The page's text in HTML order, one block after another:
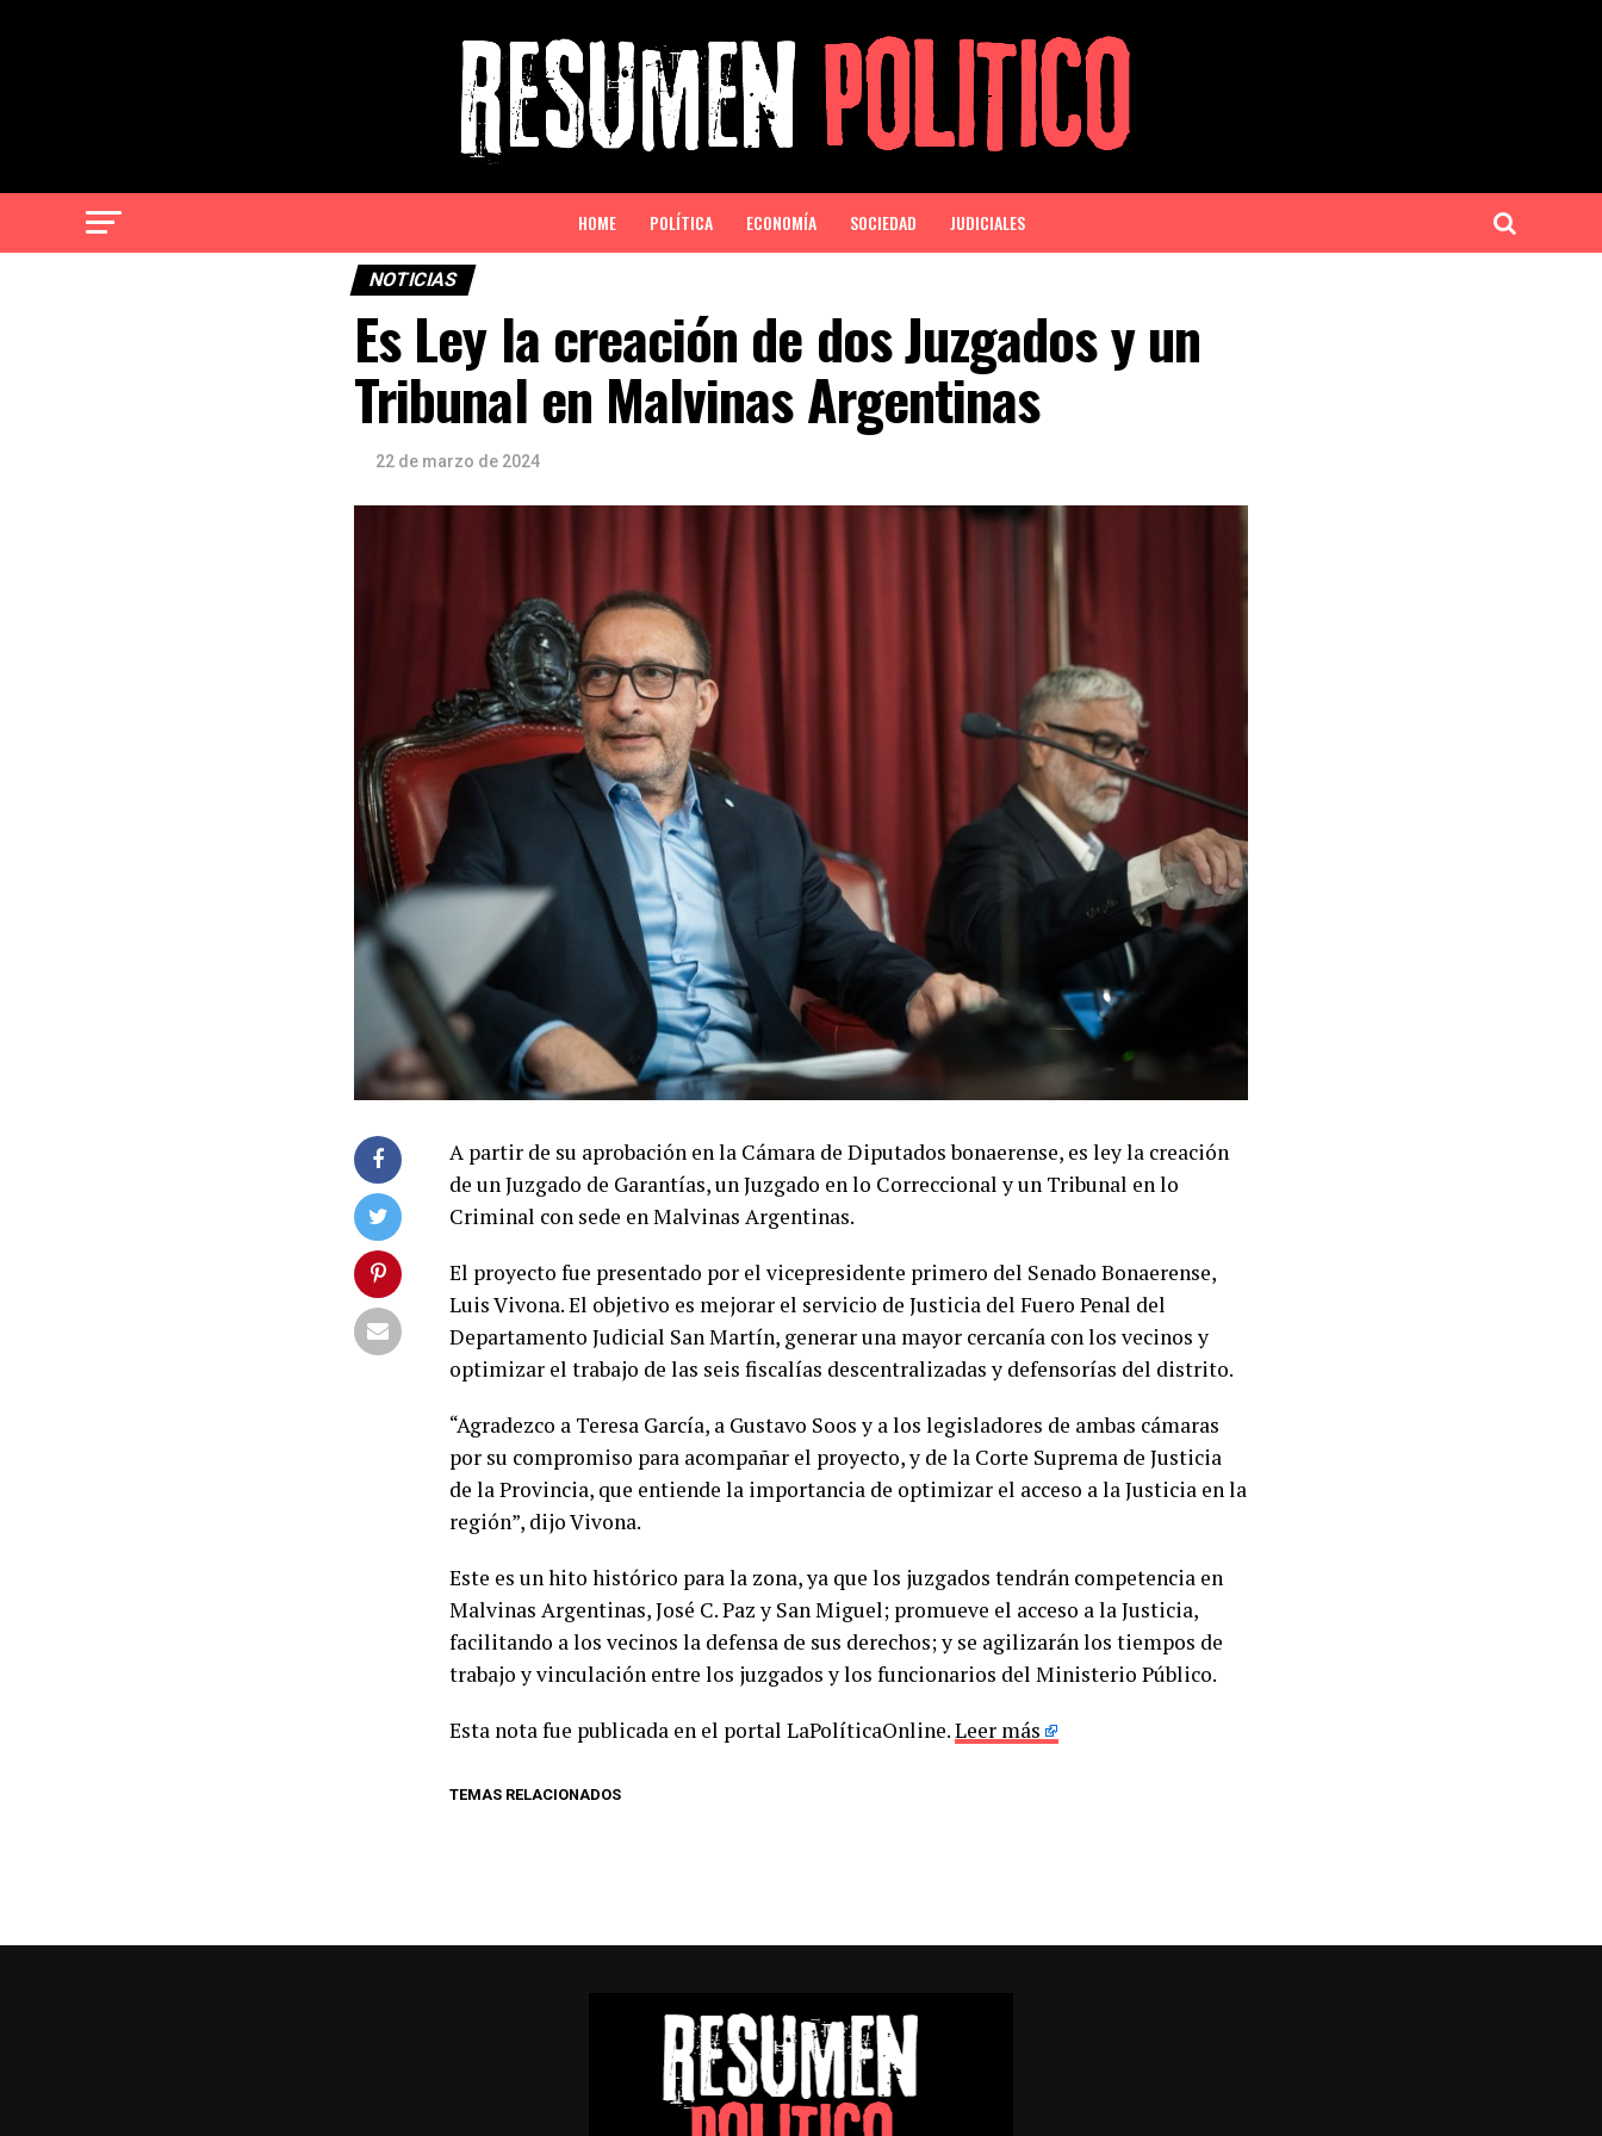
HOME POLÍTICA ECONOMÍA SOCIEDAD JUDICIALES
NOTICIAS
Es Ley la creación de dos Juzgados y un
Tribunal en Malvinas Argentinas
22 de marzo de 2024
A partir de su aprobación en la Cámara de Diputados bonaerense, es ley la creación
de un Juzgado de Garantías, un Juzgado en lo Correccional y un Tribunal en lo
Criminal con sede en Malvinas Argentinas.
El proyecto fue presentado por el vicepresidente primero del Senado Bonaerense,
Luis Vivona. El objetivo es mejorar el servicio de Justicia del Fuero Penal del
Departamento Judicial San Martín, generar una mayor cercanía con los vecinos y
optimizar el trabajo de las seis fiscalías descentralizadas y defensorías del distrito.
“Agradezco a Teresa García, a Gustavo Soos y a los legisladores de ambas cámaras
por su compromiso para acompañar el proyecto, y de la Corte Suprema de Justicia
de la Provincia, que entiende la importancia de optimizar el acceso a la Justicia en la
región”, dijo Vivona.
Este es un hito histórico para la zona, ya que los juzgados tendrán competencia en
Malvinas Argentinas, José C. Paz y San Miguel; promueve el acceso a la Justicia,
facilitando a los vecinos la defensa de sus derechos; y se agilizarán los tiempos de
trabajo y vinculación entre los juzgados y los funcionarios del Ministerio Público.
Esta nota fue publicada en el portal LaPolíticaOnline.Leer más
TEMAS RELACIONADOS